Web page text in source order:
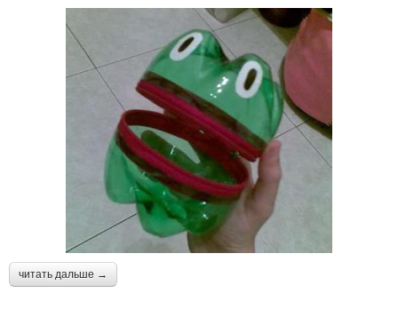
читать дальше →